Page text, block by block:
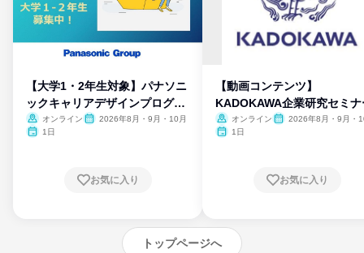
【大学1・2年生対象】パナソニ
ックキャリアデザインプログラ
ム
オンライン
2026年8月・9月・10月
1日
お気に入り
【動画コンテンツ】
KADOKAWA企業研究セミナ
オンライン
2026年8月・9月・
1日
お気に入り
トップページへ